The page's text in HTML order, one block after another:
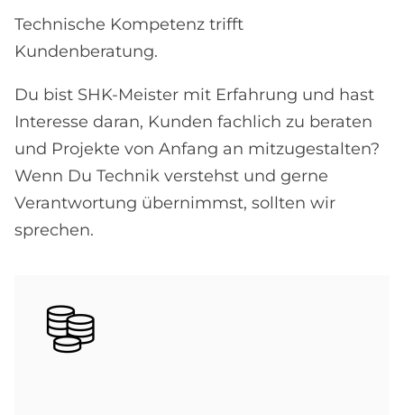
Technische Kompetenz trifft
Kundenberatung.
Du bist SHK-Meister mit Erfahrung und hast
Interesse daran, Kunden fachlich zu beraten
und Projekte von Anfang an mitzugestalten?
Wenn Du Technik verstehst und gerne
Verantwortung übernimmst, sollten wir
sprechen.
Bild